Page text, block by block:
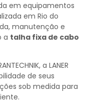
em equipamentos
em Rio do
manutenção e
a talha fixa de cabo
a LANER
de seus
sob medida para